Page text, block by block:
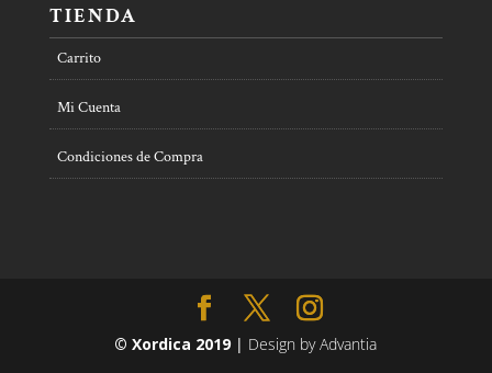
TIENDA
Carrito
Mi Cuenta
Condiciones de Compra
© Xordica 2019 | Design by Advantia